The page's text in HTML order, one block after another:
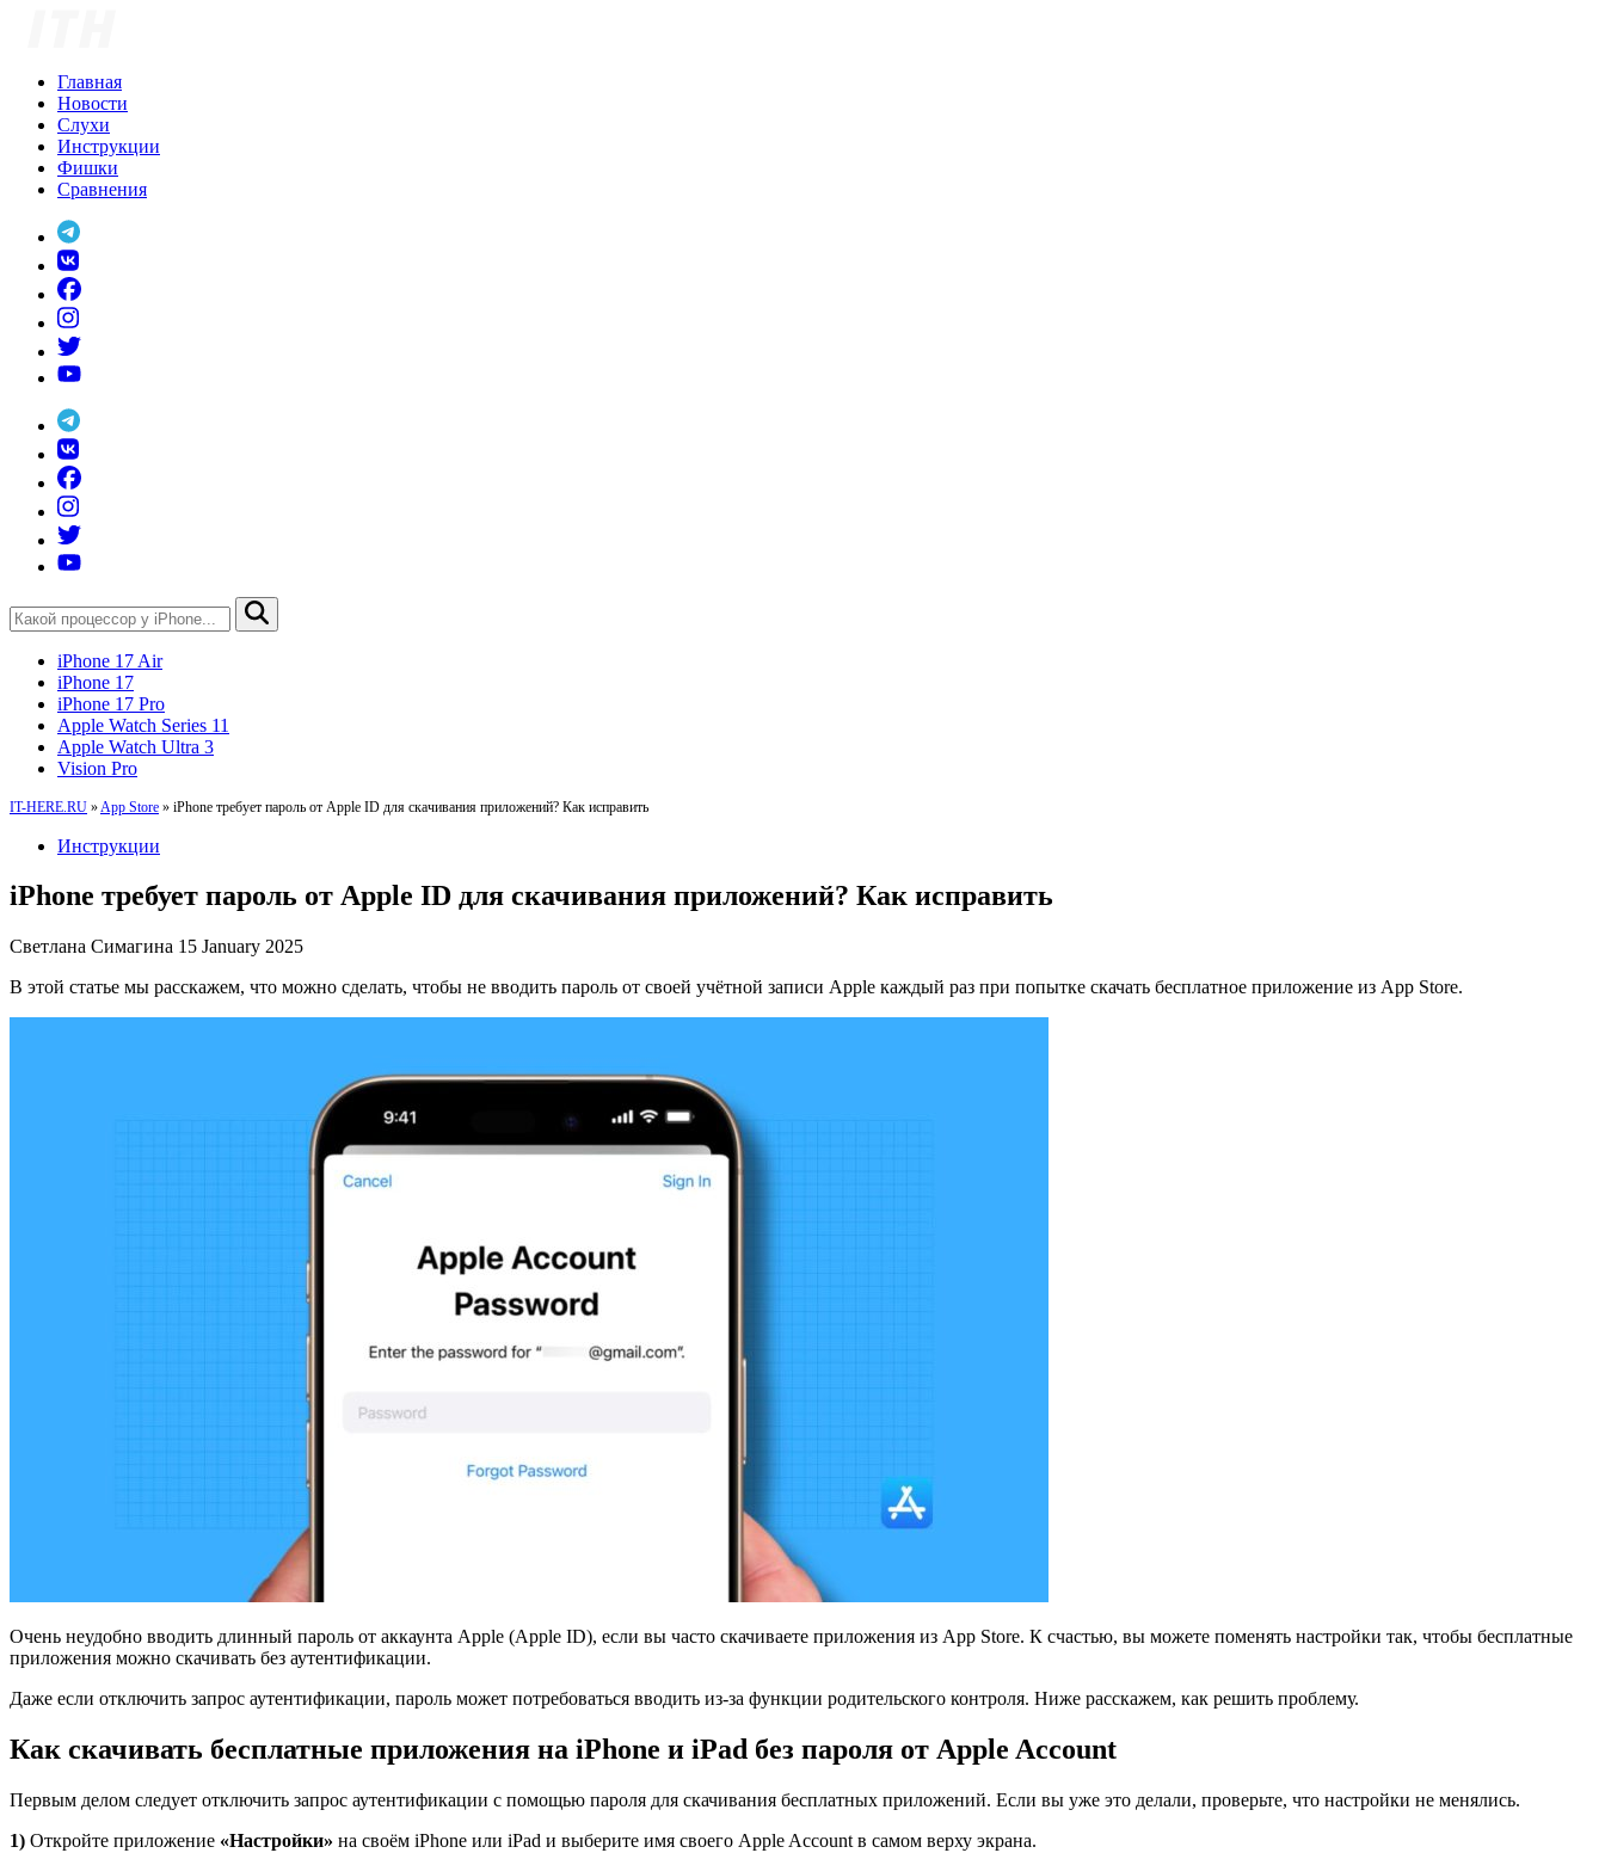
Главная
Новости
Слухи
Инструкции
Фишки
Сравнения
iPhone 17 Air
iPhone 17
iPhone 17 Pro
Apple Watch Series 11
Apple Watch Ultra 3
Vision Pro
IT-HERE.RU » App Store » iPhone требует пароль от Apple ID для скачивания приложений? Как исправить
Инструкции
iPhone требует пароль от Apple ID для скачивания приложений? Как исправить
Светлана Симагина 15 January 2025
В этой статье мы расскажем, что можно сделать, чтобы не вводить пароль от своей учётной записи Apple каждый раз при попытке скачать бесплатное приложение из App Store.
Очень неудобно вводить длинный пароль от аккаунта Apple (Apple ID), если вы часто скачиваете приложения из App Store. К счастью, вы можете поменять настройки так, чтобы бесплатные
приложения можно скачивать без аутентификации.
Даже если отключить запрос аутентификации, пароль может потребоваться вводить из-за функции родительского контроля. Ниже расскажем, как решить проблему.
Как скачивать бесплатные приложения на iPhone и iPad без пароля от Apple Account
Первым делом следует отключить запрос аутентификации с помощью пароля для скачивания бесплатных приложений. Если вы уже это делали, проверьте, что настройки не менялись.
1) Откройте приложение «Настройки» на своём iPhone или iPad и выберите имя своего Apple Account в самом верху экрана.